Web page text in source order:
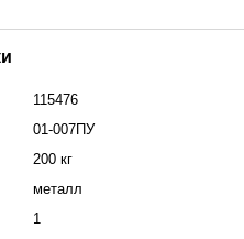
115476
01-007ПУ
200 кг
металл
1